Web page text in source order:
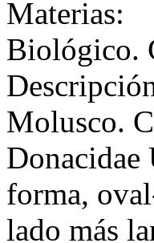
Materias:
Biológico.
Molusco.
Donacidae
forma,
lado más